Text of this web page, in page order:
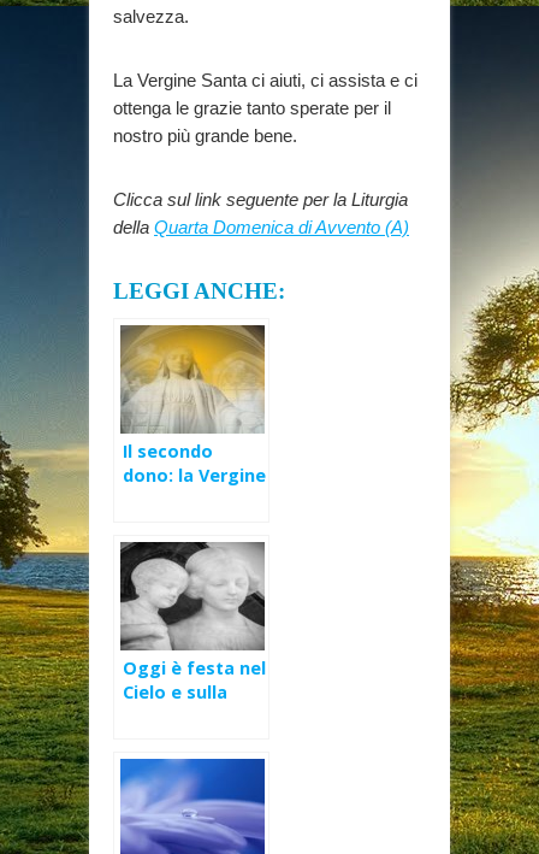
salvezza.
La Vergine Santa ci aiuti, ci assista e ci
ottenga le grazie tanto sperate per il
nostro più grande bene.
Clicca sul link seguente per la Liturgia
della Quarta Domenica di Avvento (A)
LEGGI ANCHE:
Il secondo
dono: la Vergine
Avvento (A)
Oggi è festa nel
Cielo e sulla